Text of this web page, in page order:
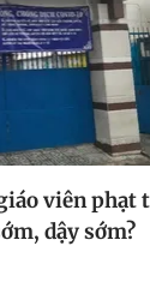
viên phạt
dậy sớm?